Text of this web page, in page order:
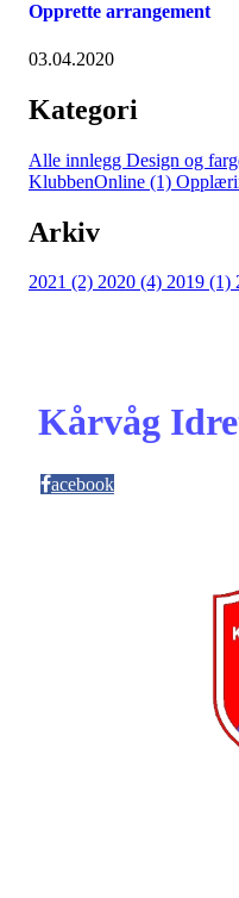
Opprette arrangement
03.04.2020
Kategori
Alle innlegg Design og
KlubbenOnline (1)
Arkiv
2021 (2) 2020 (4) 2019 (1)
Kårvåg
acebook